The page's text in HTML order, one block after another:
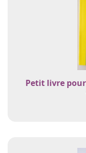
Petit livre